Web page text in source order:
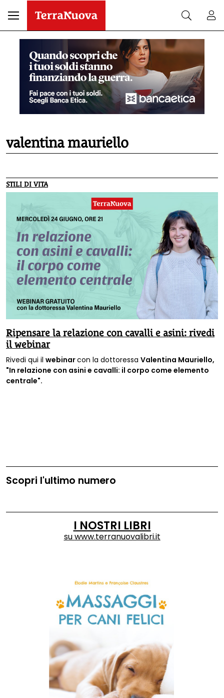
valentina mauriello
STILI DI VITA
Ripensare la relazione con cavalli e asini: rivedi
il webinar
Rivedi qui il webinarcon la dottoressa Valentina Mauriello,
"In relazione con asini e cavalli: il corpo come elemento
centrale".
Scopri l'ultimo numero
I NOSTRI LIBRI
suwww.terranuovalibri.it